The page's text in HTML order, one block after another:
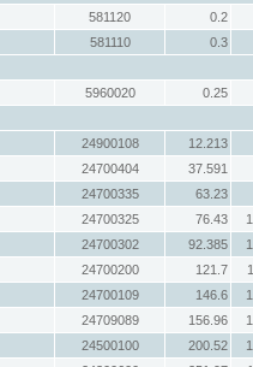
581120
0.2
581110
0.3
5960020
0.25
24900108
12.213
24700404
37.591
24700335
63.23
24700325 76.43
24700302 92.385
24700200 121.7
24700109 146.6
24709089 156.96
24500100 200.52